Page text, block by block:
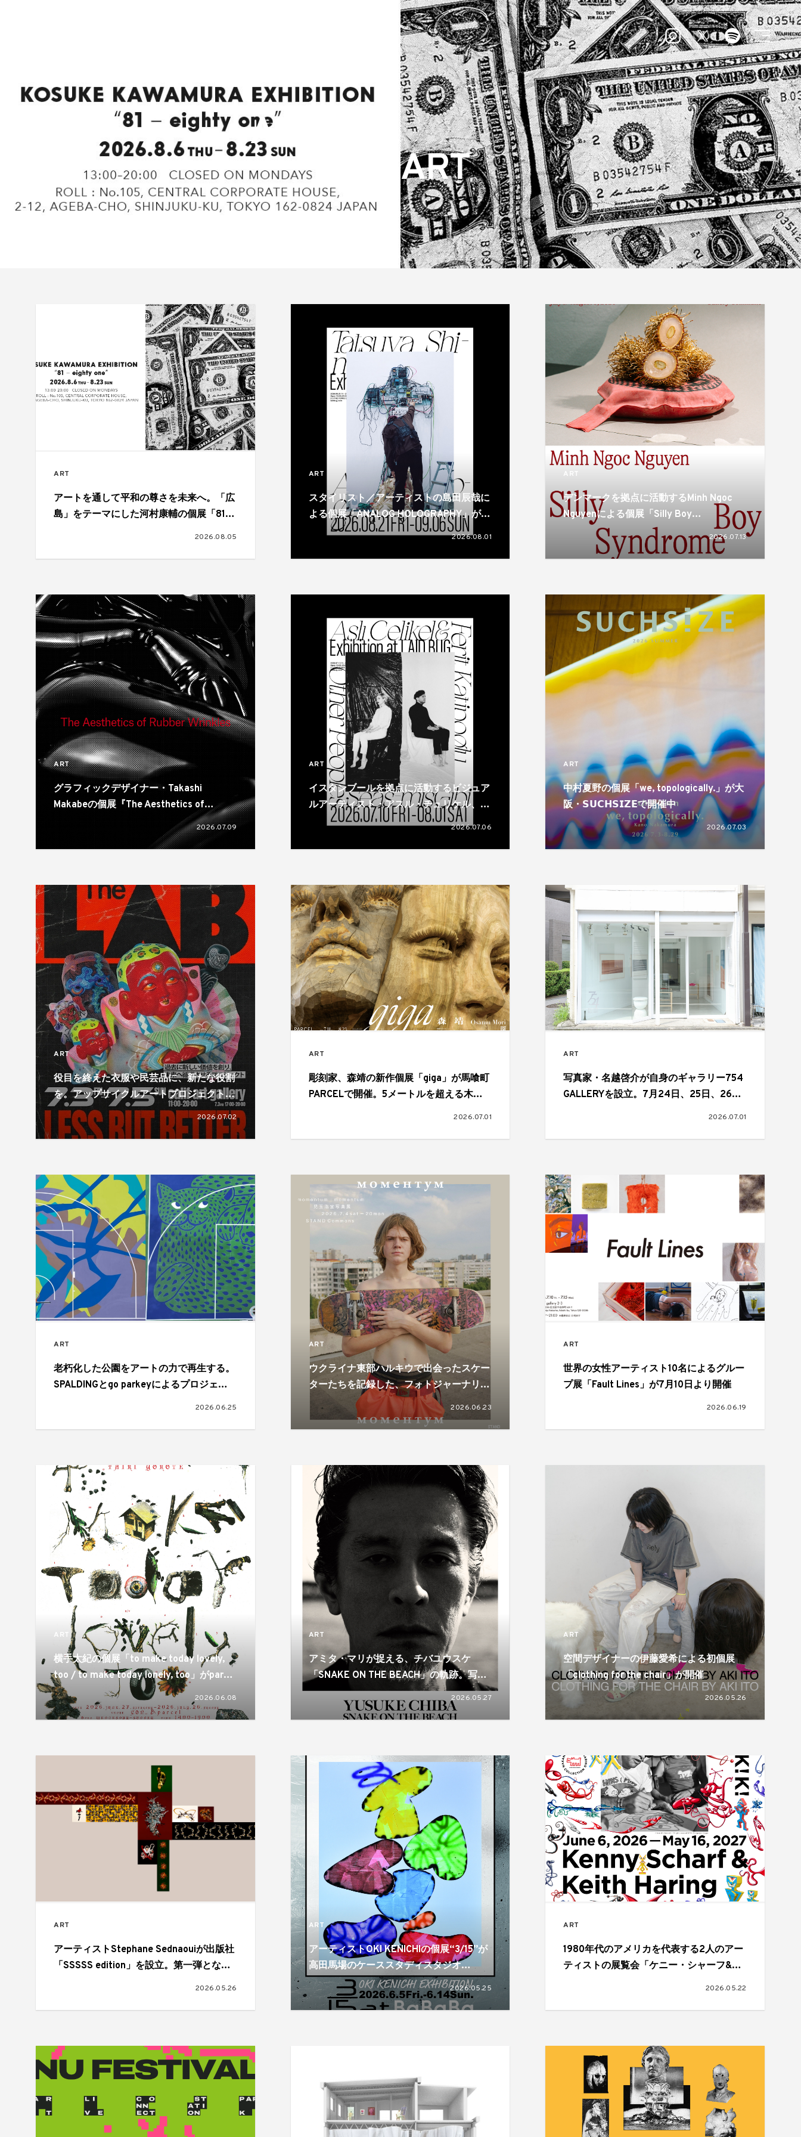
ARCHIVE
ART
ART
アートを通して平和の尊さを未来へ。「広
島」をテーマにした河村康輔の個展「81 –
2026.08.05
ART
スタイリスト／アーティストの島田辰哉に
よる個展「ANALOG HOLOGRAPHY」が代
官山で開催
2026.08.01
ART
デンマークを拠点に活動するMinh Ngoc
Nguyenによる個展「Silly Boy
Syndrome」がgallery communeで開催。
揺れ動き、形づくられるアイデンティティ
のあり方を描き出す
2026.07.13
ART
グラフィックデザイナー・Takashi
Makabeの個展『The Aesthetics of
Rubber Wrinkles』が奈良のsonatineで開
2026.07.09
ART
イスタンブールを拠点に活動するビジュア
ルアーティスト・アスル・チュリケル、フ
ェリット・カティポールのデュオ展が開催
2026.07.06
ART
中村夏野の個展「we, topologically.」が大
阪・𝗦𝗨𝗖𝗛𝗦𝗜𝗭𝗘で開催中
2026.07.03
ART
役目を終えた衣服や民芸品に、新たな役割
を。アップサイクルアートプロジェクト
「LESS, BUT BETTER」による展覧会が開
2026.07.02
ART
彫刻家、森靖の新作個展「giga」が馬喰町
PARCELで開催。5メートルを超える木彫
2026.07.01
ART
写真家・名越啓介が自身のギャラリー754
GALLERYを設立。7月24日、25日、26日
2026.07.01
ART
老朽化した公園をアートの力で再生する。
SPALDINGとgo parkeyによるプロジェク
2026.06.25
ART
ウクライナ東部ハルキウで出会ったスケー
ターたちを記録した、フォトジャーナリス
ト児玉浩宜の写真展が開催
2026.06.23
ART
世界の女性アーティスト10名によるグルー
プ展「Fault Lines」が7月10日より開催
2026.06.19
ART
横手太紀の個展「to make today lovely,
too / to make today lonely, too」がparcel
とCON_の2会場で開催。同じものが視点ひ
とつで反転するという両義性が静かに差し
出される
2026.06.08
ART
アミタ・マリが捉える、チバユウスケ
「SNAKE ON THE BEACH」の軌跡。写真
集発売＆写真展開催
2026.05.27
ART
空間デザイナーの伊藤愛希による初個展
「clothing for the chair」が開催
2026.05.26
ART
アーティストStephane Sednaouiが出版社
「SSSSS edition」を設立。第一弾となる
2026.05.26
ART
アーティストOKI KENICHIの個展“3/15”が
高田馬場のケーススタディスタジオ
BaBaBaで6月5日より開催
2026.05.25
ART
1980年代のアメリカを代表する2人のアー
ティストの展覧会「ケニー・シャーフ&キ
2026.05.22